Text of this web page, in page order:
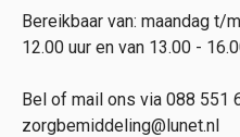
Bereikbaar van: maandag t/
12.00 uur en van 13.00 -
Bel of mail ons via 088 551
zorgbemiddeling@lunet.nl